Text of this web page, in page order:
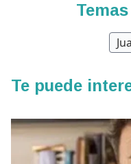
Te puede